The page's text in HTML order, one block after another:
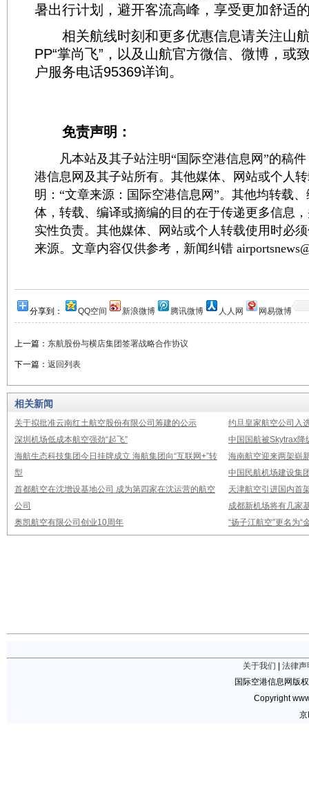
暑出行计划，避开客流高峰，享受更加舒适
相关航线时刻和更多优惠信息请关注山
PP“掌尚飞”，以及山航官方微信、微博，或
户服务电话95369详询。
免责声明：
凡本站及其子站注明“国际空港信息网”的稿件
港信息网及其子站所有。其他媒体、网站或个人
明：“文章来源：国际空港信息网”。其他均转载
体，转载、编译或摘编的目的在于传递更多信息
实性负责。其他媒体、网站或个人转载使用时必
来源。文章内容仅供参考，新闻纠错
分享到： QQ空间 新浪微博 腾讯微博 人人网 网易微博
上一篇： 东航股份与横店集团签署战略合作协议
下一篇： 返回列表
相关新闻
关于拟批准云南红土航空股份有限公司筹建的公示
约旦皇家航空公司入
深圳机场低成本航空强劲“起飞”
中国国航被Skytrax降
海航生态科技集团今日挂牌成立 海航集团向“互联网+”转
型
海南航空迎来两架崭
中国民航机场建设集
首都航空在沈增设基地公司 成为第四家在沈运营的航空
公司
天津航空引进国内首
成都新机场将有几家
奥凯航空有限公司创业10周年
“扬子江航空”更名为“
关于我们
法律声
国际空港信息网版
Copyright